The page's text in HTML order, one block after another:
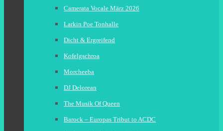
Camerata Vocale März 2026
Larkin Poe Tonhalle
Dicht & Ergreifend
Kofelgschroa
Morcheeba
DJ Delorean
The Musik Of Queen
Barock – Europas Tribut to ACDC